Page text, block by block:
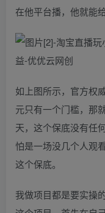
在他平台播，他就能
如上图所示，官方权
元只有一个门槛，那
天，这个保底没有任
怕是一场没几个人观
这个保底。
我做项目都是要实操